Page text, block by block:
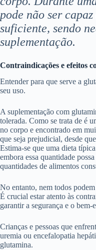
pode não ser
suficiente, sendo
suplementação.
Contraindicações e efeitos
Entender para que serve a
seu uso.
A suplementação com
tolerada. Como se trata de é
no corpo e encontrado em
que seja prejudicial, desde
Estima-se que uma dieta
embora essa quantidade
quantidades de alimentos
No entanto, nem todos
É crucial estar atento às
garantir a segurança e o bem-
Crianças e pessoas que
uremia ou encefalopatia
glutamina.